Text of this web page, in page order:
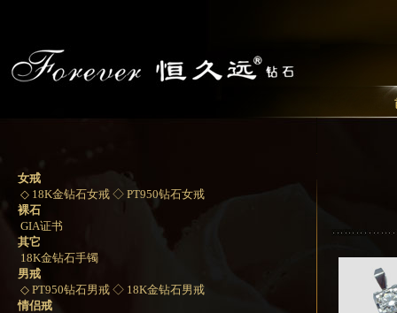
女戒
◇ 18K金钻石女戒 ◇ PT950钻石女戒
裸石
GIA证书
其它
18K金钻石手镯
男戒
◇ PT950钻石男戒 ◇ 18K金钻石男戒
情侣戒